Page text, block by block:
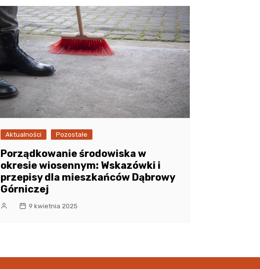
Aktualności Pozostałe
Porządkowanie środowiska w
okresie wiosennym: Wskazówki i
przepisy dla mieszkańców Dąbrowy
Górniczej
9 kwietnia 2025